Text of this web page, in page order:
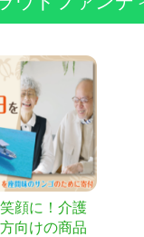
顔に！介護
向けの商品